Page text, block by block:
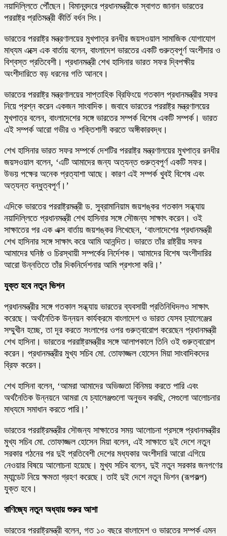
নয়াদিল্লিতে পৌঁছেন। বিমানবন্দরে প্রধানমন্ত্রীকে স্বাগত জানান ভারতের
পররাষ্ট্র প্রতিমন্ত্রী কীর্তি বর্ধন সিং।
ভারতের পররাষ্ট্র মন্ত্রণালয়ের মুখপাত্র রনধীর জয়সওয়াল সামাজিক যোগাযোগ
মাধ্যম এক্সে এক বার্তায় বলেন, বাংলাদেশ ভারতের একটি গুরুত্বপূর্ণ অংশীদার ও
বিশ্বস্ত প্রতিবেশী। প্রধানমন্ত্রী শেখ হাসিনার ভারত সফর দ্বিপক্ষীয়
অংশীদারিতে বড় ধরনের গতি আনবে।
ভারতের পররাষ্ট্র মন্ত্রণালয়ের সাপ্তাহিক ব্রিফিংয়ে গতকাল প্রধানমন্ত্রীর সফর
নিয়ে প্রশ্ন করেন একজন সাংবাদিক। জবাবে ভারতের পররাষ্ট্র মন্ত্রণালয়ের
মুখপাত্র বলেন, বাংলাদেশের সঙ্গে ভারতের সম্পর্ক বিশেষ একটি সম্পর্ক। ভারত
এই সম্পর্ক আরো গভীর ও শক্তিশালী করতে অঙ্গীকারবদ্ধ।
শেখ হাসিনার ভারত সফর সম্পর্কে দেশটির পররাষ্ট্র মন্ত্রণালয়ের মুখপাত্র রনধীর
জয়সওয়াল বলেন, ‘এটি আমাদের জন্য অত্যন্ত গুরুত্বপূর্ণ একটি সফর।
উভয় পক্ষের অনেক প্রত্যাশা আছে। কারণ এই সম্পর্ক খুবই বিশেষ এবং
অত্যন্ত বন্ধুত্বপূর্ণ।’
এদিকে ভারতের পররাষ্ট্রমন্ত্রী ড. সুব্রামানিয়াম জয়শঙ্কর গতকাল সন্ধ্যায়
নয়াদিল্লিতে প্রধানমন্ত্রী শেখ হাসিনার সঙ্গে সৌজন্য সাক্ষাৎ করেন। ওই
সাক্ষাতের পর এক এক্স বার্তায় জয়শঙ্কর লিখেছেন, ‘বাংলাদেশের প্রধানমন্ত্রী
শেখ হাসিনার সঙ্গে সাক্ষাৎ করে আমি আনন্দিত। ভারতে তাঁর রাষ্ট্রীয় সফর
আমাদের ঘনিষ্ঠ ও চিরস্থায়ী সম্পর্কের নির্দেশক। আমাদের বিশেষ অংশীদারির
আরো উন্নতিতে তাঁর দিকনির্দেশনার আমি প্রশংসা করি।’
যুক্ত হবে নতুন ভিশন
প্রধানমন্ত্রীর সঙ্গে গতকাল সন্ধ্যায় ভারতের ব্যবসায়ী প্রতিনিধিদলও সাক্ষাৎ
করেছে। অর্থনৈতিক উন্নয়ন কার্যক্রমে বাংলাদেশ ও ভারত যেসব চ্যালেঞ্জের
সম্মুখীন হচ্ছে, তা দূর করতে সংলাপের ওপর গুরুত্বারোপ করেছেন প্রধানমন্ত্রী
শেখ হাসিনা। ভারতের পররাষ্ট্রমন্ত্রীর সঙ্গে আলাপকালে তিনি ওই গুরুত্বারোপ
করেন। প্রধানমন্ত্রীর মুখ্য সচিব মো. তোফাজ্জল হোসেন মিয়া সাংবাদিকদের
ব্রিফ করেন।
শেখ হাসিনা বলেন, ‘আমরা আমাদের অভিজ্ঞতা বিনিময় করতে পারি এবং
অর্থনৈতিক উন্নয়নে আমরা যে চ্যালেঞ্জগুলো অনুভব করছি, সেগুলো আলোচনার
মাধ্যমে সমাধান করতে পারি।’
ভারতের পররাষ্ট্রমন্ত্রীর সৌজন্য সাক্ষাতের সময় আলোচনা প্রসঙ্গে প্রধানমন্ত্রীর
মুখ্য সচিব মো. তোফাজ্জল হোসেন মিয়া বলেন, এই সাক্ষাতে দুই দেশে নতুন
সরকার গঠনের পর দুই প্রতিবেশী দেশের মধ্যকার অংশীদারি আরো এগিয়ে
নেওয়ার বিষয়ে আলোচনা হয়েছে। মুখ্য সচিব বলেন, দুই নতুন সরকার জনগণের
ম্যান্ডেট নিয়ে ক্ষমতা গ্রহণ করেছে। তাই দুই দেশে নতুন ভিশন (রূপকল্প)
যুক্ত হবে।
বাণিজ্যে নতুন অধ্যায় শুরুর আশা
ভারতের পররাষ্ট্রমন্ত্রী বলেন, গত ১০ বছরে বাংলাদেশ ও ভারতের সম্পর্ক এমন